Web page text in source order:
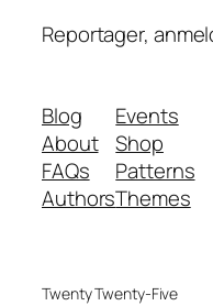
Reportager,
Blog
About
FAQs
Authors
Events
Shop
Patterns
Themes
Twenty Twenty-Five